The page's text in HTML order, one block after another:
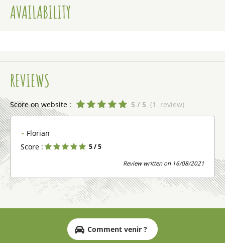
AVAILABILITY
REVIEWS
Score on website : 5 / 5 (1 review)
Florian
Score :
5 / 5
Review written on 16/08/2021
Comment venir ?